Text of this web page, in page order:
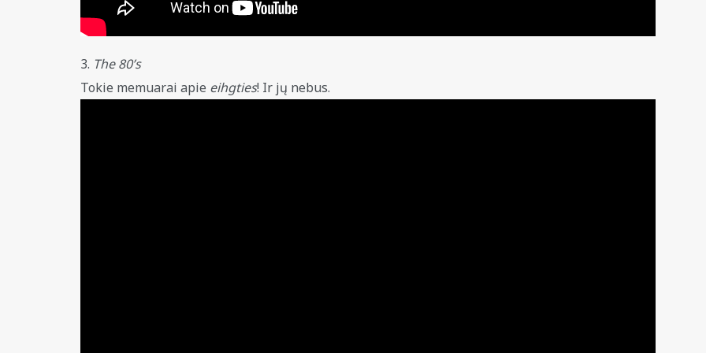
3. The 80’s
Tokie memuarai apie eihgties! Ir jų nebus.